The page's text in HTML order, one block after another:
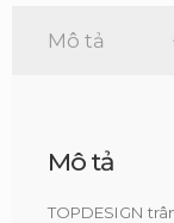
lượngMô tả
Mô tả
TOPDESIGN